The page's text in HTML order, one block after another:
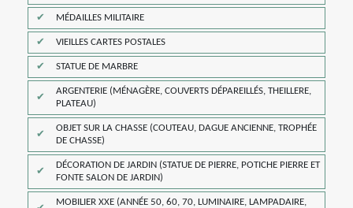
MÉDAILLES MILITAIRE
VIEILLES CARTES POSTALES
STATUE DE MARBRE
ARGENTERIE (MÉNAGÈRE, COUVERTS DÉPAREILLÉS, THEILLERE,
PLATEAU)
OBJET SUR LA CHASSE (COUTEAU, DAGUE ANCIENNE, TROPHÉE
DE CHASSE)
DÉCORATION DE JARDIN (STATUE DE PIERRE, POTICHE PIERRE ET
FONTE SALON DE JARDIN)
MOBILIER XXE (ANNÉE 50, 60, 70, LUMINAIRE, LAMPADAIRE,